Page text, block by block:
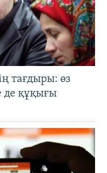
тағдыры: өз
де құқығы